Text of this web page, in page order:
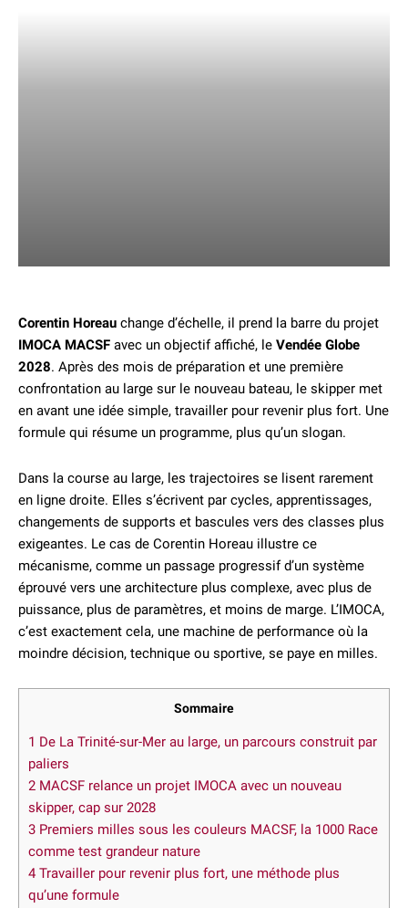
Corentin Horeau change d’échelle, il prend la barre du projet
IMOCA MACSF avec un objectif affiché, le Vendée Globe
2028. Après des mois de préparation et une première
confrontation au large sur le nouveau bateau, le skipper met
en avant une idée simple, travailler pour revenir plus fort. Une
formule qui résume un programme, plus qu’un slogan.
Dans la course au large, les trajectoires se lisent rarement
en ligne droite. Elles s’écrivent par cycles, apprentissages,
changements de supports et bascules vers des classes plus
exigeantes. Le cas de Corentin Horeau illustre ce
mécanisme, comme un passage progressif d’un système
éprouvé vers une architecture plus complexe, avec plus de
puissance, plus de paramètres, et moins de marge. L’IMOCA,
c’est exactement cela, une machine de performance où la
moindre décision, technique ou sportive, se paye en milles.
Sommaire
1 De La Trinité-sur-Mer au large, un parcours construit par
paliers
2 MACSF relance un projet IMOCA avec un nouveau
skipper, cap sur 2028
3 Premiers milles sous les couleurs MACSF, la 1000 Race
comme test grandeur nature
4 Travailler pour revenir plus fort, une méthode plus
qu’une formule